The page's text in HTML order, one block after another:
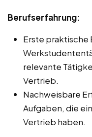
Berufserfahrung:
Erste praktische
relevante
Vertrieb.
Nachweisbare
Aufgaben, die
Vertrieb haben.